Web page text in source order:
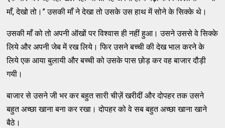
माँ, देखो तो।” उसकी माँ ने देखा तो उसके उस हाथ में सोने के सिक्के थे।
उसकी माँ को तो अपनी ऑखों पर विश्वास ही नहीं हुआ। उसने उससे वे सिक्के
लिये और अपनी जेब में रख लिये। फिर उसने बच्ची की देख भाल करने के
लिये एक आया बुलायी और बच्ची को उसके पास छोड़ कर वह बाजार दौड़ी
गयी।
बाजार से उसने जी भर कर बहुत सारी चीज़ें खरीदीं और दोपहर तक उसने
बहुत अच्छा खाना बना कर रखा। दोपहर को वे सब बहुत अच्छा खाना खाने
बैठे।